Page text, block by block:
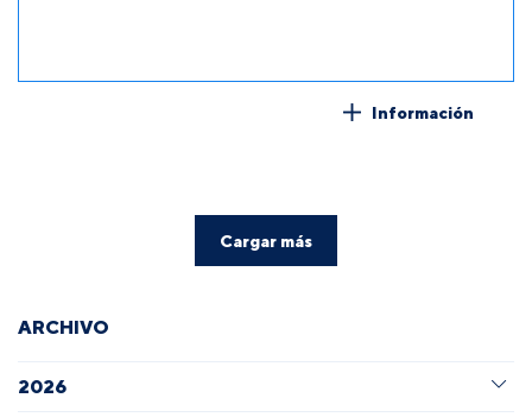
Información
Cargar más
ARCHIVO
2026